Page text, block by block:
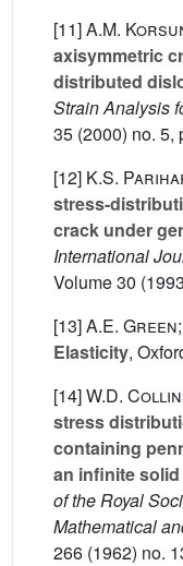
[11]A.M.
axisymmetric
distributed
Strain Analysis
35 (2000) no. 5,
[12] K.S.
stress-
crack under
International
Volume 30
[13]A.E.
Elasticity,
[14]W.D.
stress
containing
an infinite
of the Royal
Mathematical
266 (1962) no.